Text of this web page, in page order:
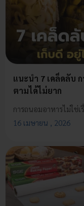
แนะนำ 7 เคล็ดลับ
ตามได้ไม่ยาก
16 เมษายน , 2026